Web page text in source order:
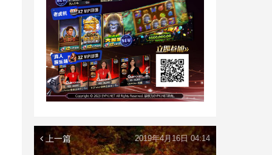
上一篇 2019年4月16日 04:14